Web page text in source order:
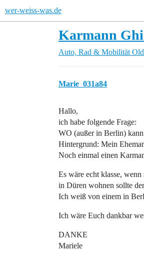
wer-weiss-was.de
Karmann
Auto, Rad & Mobilität
Marie_031a84
Hallo,
ich habe folgende Frage:
WO (außer in Berlin)
Hintergrund: Mein
Noch einmal einen
Es wäre echt klasse,
in Düren wohnen sollte
Ich weiß von einem in
Ich wäre Euch dankbar
DANKE
Mariele